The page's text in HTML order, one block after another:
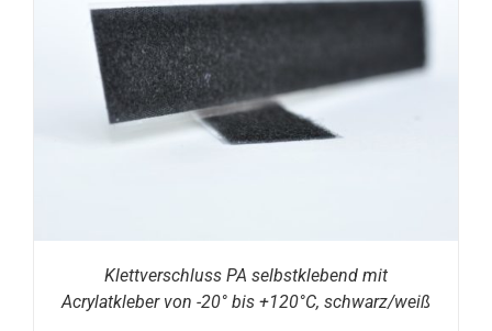
Klettverschluss PA selbstklebend mit
Acrylatkleber von -20° bis +120°C, schwarz/weiß